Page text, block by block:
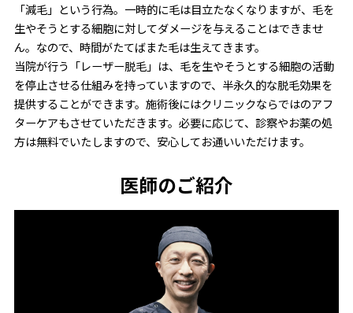
「減毛」という行為。一時的に毛は目立たなくなりますが、毛を
生やそうとする細胞に対してダメージを与えることはできませ
ん。なので、時間がたてばまた毛は生えてきます。
当院が行う「レーザー脱毛」は、毛を生やそうとする細胞の活動
を停止させる仕組みを持っていますので、半永久的な脱毛効果を
提供することができます。施術後にはクリニックならではのアフ
ターケアもさせていただきます。必要に応じて、診察やお薬の処
方は無料でいたしますので、安心してお通いいただけます。
医師のご紹介